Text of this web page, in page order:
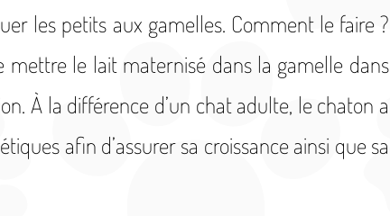
les petits aux gamelles. Comment le faire ?
mettre le lait maternisé dans la gamelle dans
À la différence d’un chat adulte, le chaton a
afin d’assurer sa croissance ainsi que sa